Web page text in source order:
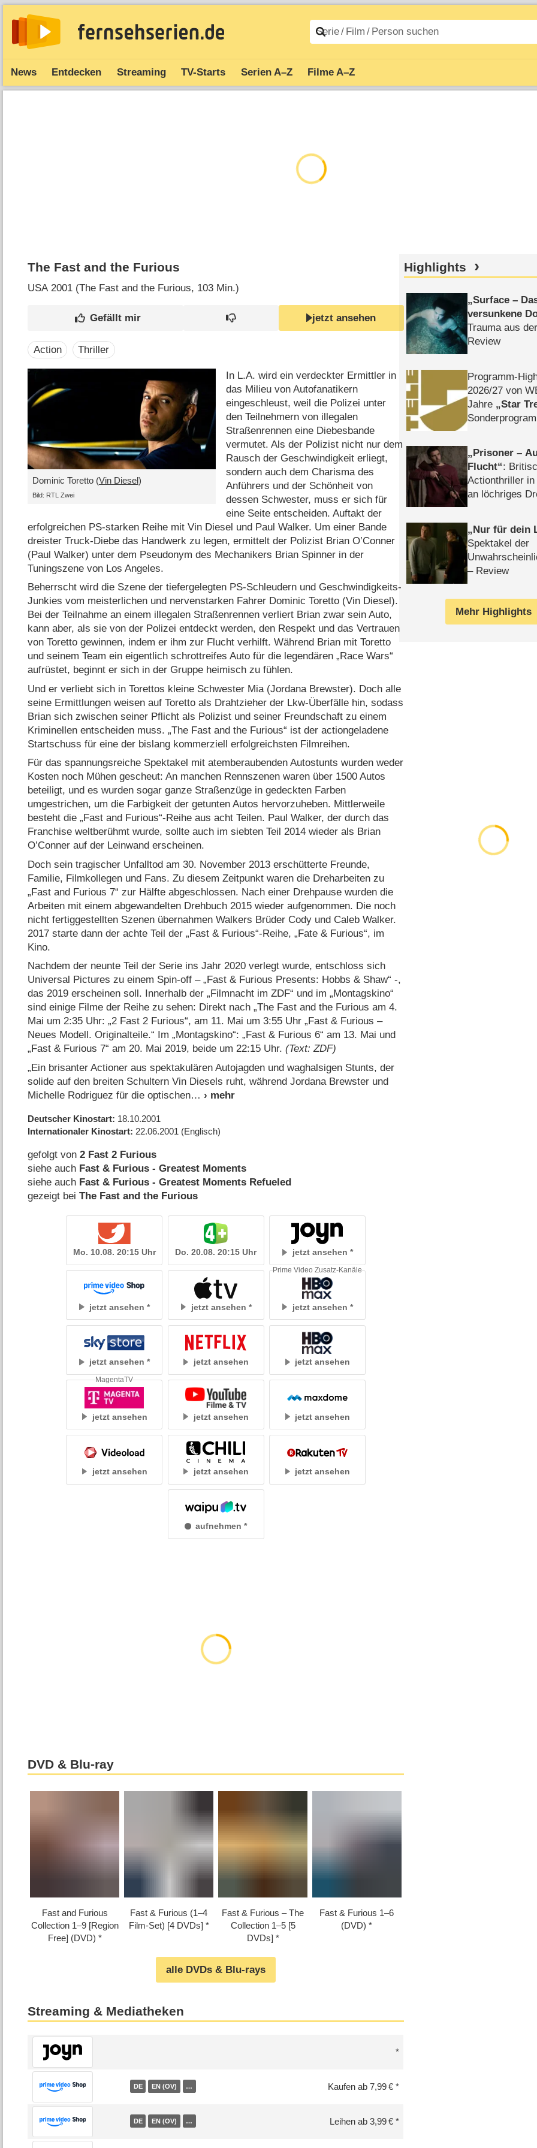
News Entdecken Streaming TV-Starts Serien A–Z Filme A–Z
The Fast and the Furious
USA2001 (The Fast and the Furious‎, 103 Min.)
jetzt ansehen
Action Thriller
Dominic Toretto (Vin Diesel)
Bild: RTL Zwei
In L.A. wird ein verdeckter Ermittler in
das Milieu von Autofanatikern
eingeschleust, weil die Polizei unter
den Teilnehmern von illegalen
Straßenrennen eine Diebesbande
vermutet. Als der Polizist nicht nur dem
Rausch der Geschwindigkeit erliegt,
sondern auch dem Charisma des
Anführers und der Schönheit von
dessen Schwester, muss er sich für
eine Seite entscheiden. Auftakt der
erfolgreichen PS-starken Reihe mit Vin Diesel und Paul Walker. Um einer Bande
dreister Truck-Diebe das Handwerk zu legen, ermittelt der Polizist Brian O’Conner
(Paul Walker) unter dem Pseudonym des Mechanikers Brian Spinner in der
Tuningszene von Los Angeles.
Beherrscht wird die Szene der tiefergelegten PS-Schleudern und Geschwindigkeits-
Junkies vom meisterlichen und nervenstarken Fahrer Dominic Toretto (Vin Diesel).
Bei der Teilnahme an einem illegalen Straßenrennen verliert Brian zwar sein Auto,
kann aber, als sie von der Polizei entdeckt werden, den Respekt und das Vertrauen
von Toretto gewinnen, indem er ihm zur Flucht verhilft. Während Brian mit Toretto
und seinem Team ein eigentlich schrottreifes Auto für die legendären „Race Wars“
aufrüstet, beginnt er sich in der Gruppe heimisch zu fühlen.
Und er verliebt sich in Torettos kleine Schwester Mia (Jordana Brewster). Doch alle
seine Ermittlungen weisen auf Toretto als Drahtzieher der Lkw-Überfälle hin, sodass
Brian sich zwischen seiner Pflicht als Polizist und seiner Freundschaft zu einem
Kriminellen entscheiden muss. „The Fast and the Furious“ ist der actiongeladene
Startschuss für eine der bislang kommerziell erfolgreichsten Filmreihen.
Für das spannungsreiche Spektakel mit atemberaubenden Autostunts wurden weder
Kosten noch Mühen gescheut: An manchen Rennszenen waren über 1500 Autos
beteiligt, und es wurden sogar ganze Straßenzüge in gedeckten Farben
umgestrichen, um die Farbigkeit der getunten Autos hervorzuheben. Mittlerweile
besteht die „Fast and Furious“-Reihe aus acht Teilen. Paul Walker, der durch das
Franchise weltberühmt wurde, sollte auch im siebten Teil 2014 wieder als Brian
O’Conner auf der Leinwand erscheinen.
Doch sein tragischer Unfalltod am 30. November 2013 erschütterte Freunde,
Familie, Filmkollegen und Fans. Zu diesem Zeitpunkt waren die Dreharbeiten zu
„Fast and Furious 7“ zur Hälfte abgeschlossen. Nach einer Drehpause wurden die
Arbeiten mit einem abgewandelten Drehbuch 2015 wieder aufgenommen. Die noch
nicht fertiggestellten Szenen übernahmen Walkers Brüder Cody und Caleb Walker.
2017 starte dann der achte Teil der „Fast & Furious“-Reihe, „Fate & Furious“, im
Kino.
Nachdem der neunte Teil der Serie ins Jahr 2020 verlegt wurde, entschloss sich
Universal Pictures zu einem Spin-off – „Fast & Furious Presents: Hobbs & Shaw“ -,
das 2019 erscheinen soll. Innerhalb der „Filmnacht im ZDF“ und im „Montagskino“
sind einige Filme der Reihe zu sehen: Direkt nach „The Fast and the Furious am 4.
Mai um 2:35 Uhr: „2 Fast 2 Furious“, am 11. Mai um 3:55 Uhr „Fast & Furious –
Neues Modell. Originalteile.“ Im „Montagskino“: „Fast & Furious 6“ am 13. Mai und
„Fast & Furious 7“ am 20. Mai 2019, beide um 22:15 Uhr.(Text: ZDF)
„Ein brisanter Actioner aus spektakulären Autojagden und waghalsigen Stunts, der
solide auf den breiten Schultern Vin Diesels ruht, während Jordana Brewster und
Michelle Rodriguez für die optischen
Deutscher Kinostart 18.10.2001
Internationaler Kinostart 22.06.2001 (Englisch)
gefolgt von2 Fast 2 Furious
siehe auch Fast & Furious - Greatest Moments
siehe auch Fast & Furious - Greatest Moments Refueled
gezeigt beiThe Fast and the Furious
Mo. 10.08. 20:15 Uhr Do. 20.08. 20:15 Uhr jetzt ansehen
jetzt ansehen jetzt ansehen jetzt ansehen
Prime Video Zusatz-Kanäle
jetzt ansehen jetzt ansehen jetzt ansehen
jetzt ansehen
MagentaTV
jetzt ansehen jetzt ansehen
jetzt ansehen jetzt ansehen jetzt ansehen
aufnehmen
DVD & Blu-ray
Fast and Furious
Collection 1⁠–⁠9 [Region
Free] (DVD)
Fast & Furious (1⁠–⁠4
Film-Set) [4 DVDs]
Fast & Furious – The
Collection 1⁠–⁠5 [5
DVDs]
Fast & Furious 1⁠–⁠6
(DVD)
alle DVDs & Blu-rays
Streaming & Mediatheken
DE EN (OV) … Kaufen ab 7,99 €
DE EN (OV) … Leihen ab 3,99 €
Highlights
Surface –
versunkene
Trauma aus
Review
Programm-
2026/​27 von
Jahre
Star
Prisoner –
Flucht :
Actionthriller
an löchriges
Nur für dein
Spektakel der
– Review
Mehr Highlights